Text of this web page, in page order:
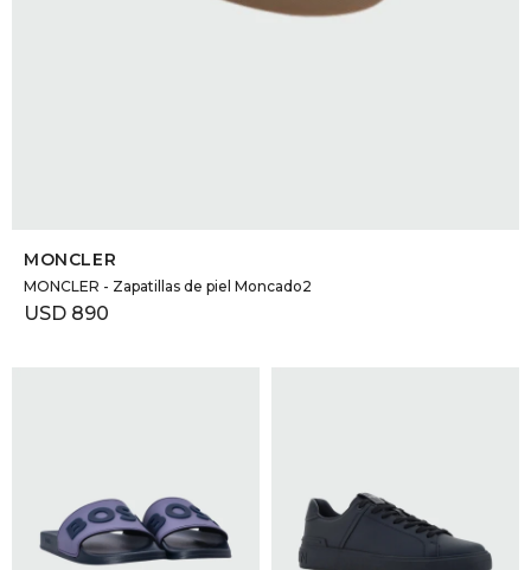
MONCLER
MONCLER - Zapatillas de piel Moncado2
USD 890